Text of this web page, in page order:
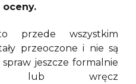
oceny.
przede wszystkim
przeoczone i nie są
jeszcze formalnie
lub wręcz